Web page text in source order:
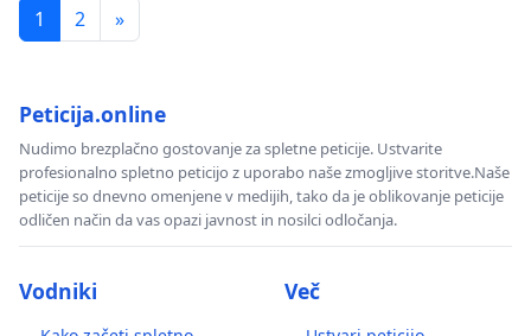
1 2 »
Peticija.online
Nudimo brezplačno gostovanje za spletne peticije. Ustvarite
profesionalno spletno peticijo z uporabo naše zmogljive storitve.Naše
peticije so dnevno omenjene v medijih, tako da je oblikovanje peticije
odličen način da vas opazi javnost in nosilci odločanja.
Vodniki Več